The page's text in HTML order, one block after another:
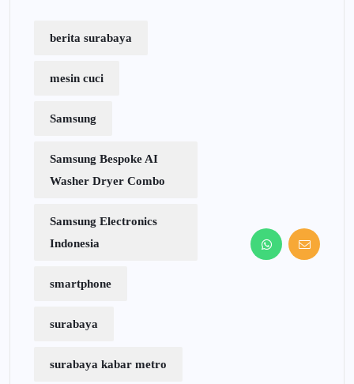
berita surabaya
mesin cuci
Samsung
Samsung Bespoke AI
Washer Dryer Combo
Samsung Electronics
Indonesia
smartphone
surabaya
surabaya kabar metro